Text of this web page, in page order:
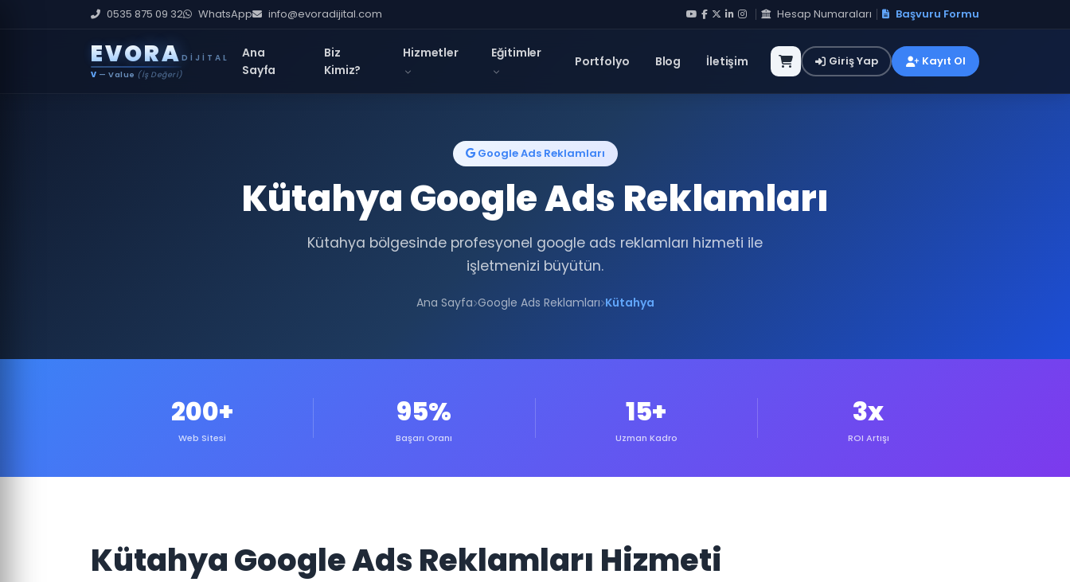
0535 875 09 32 WhatsApp info@evoradijital.com Hesap Numaraları Başvuru Formu
EVORA DIJITAL
V — Value (İş Değeri)
Ana
Sayfa
Biz
Kimiz?
Hizmetler Eğitimler
Portfolyo Blog İletişim Giriş Yap Kayıt Ol
Google Ads Reklamları
Kütahya Google Ads Reklamları
Kütahya bölgesinde profesyonel google ads reklamları hizmeti ile
işletmenizi büyütün.
Ana Sayfa Google Ads Reklamları Kütahya
200+
Web Sitesi
95%
Başarı Oranı
15+
Uzman Kadro
3x
ROI Artışı
Kütahya Google Ads Reklamları Hizmeti